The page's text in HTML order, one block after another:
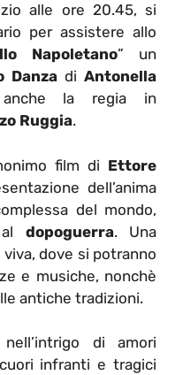
alle ore 20.45, si
per assistere allo
Napoletano” un
Danza diAntonella
la regia in
Ruggia.
film di Ettore
dell’anima
del mondo,
dopoguerra. Una
dove si potranno
e musiche, nonchè
antiche tradizioni.
di amori
infranti e tragici